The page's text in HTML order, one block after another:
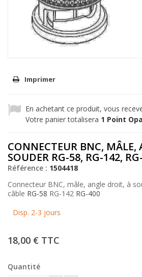
Imprimer
En achetant ce produit, vous
Votre panier totalisera 1 Point
CONNECTEUR BNC, MÂLE,
SOUDER RG-58, RG-142,
Référence : 1504418
Connecteur BNC, mâle, angle droit, à
câble RG-58 RG-142 RG-400
Disp. 2-3 jours
18,00 € TTC
Quantité